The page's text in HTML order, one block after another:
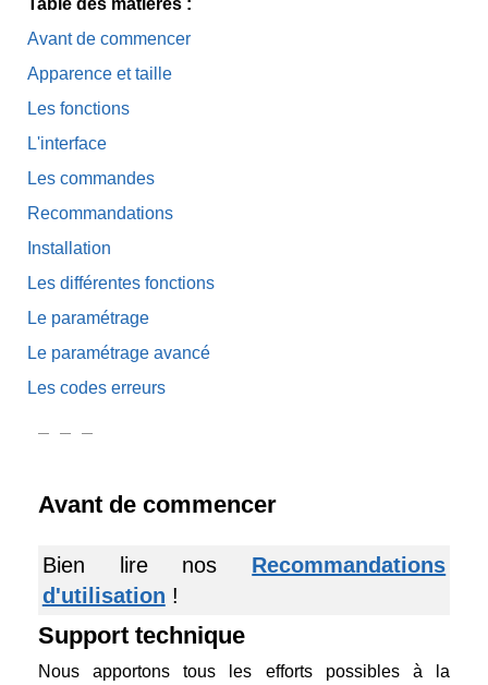
Table des matières :
Avant de commencer
Apparence et taille
Les fonctions
L'interface
Les commandes
Recommandations
Installation
Les différentes fonctions
Le paramétrage
Le paramétrage avancé
Les codes erreurs
Avant de commencer
Bien lire nos Recommandations
d'utilisation !
Support technique
Nous apportons tous les efforts possibles à la